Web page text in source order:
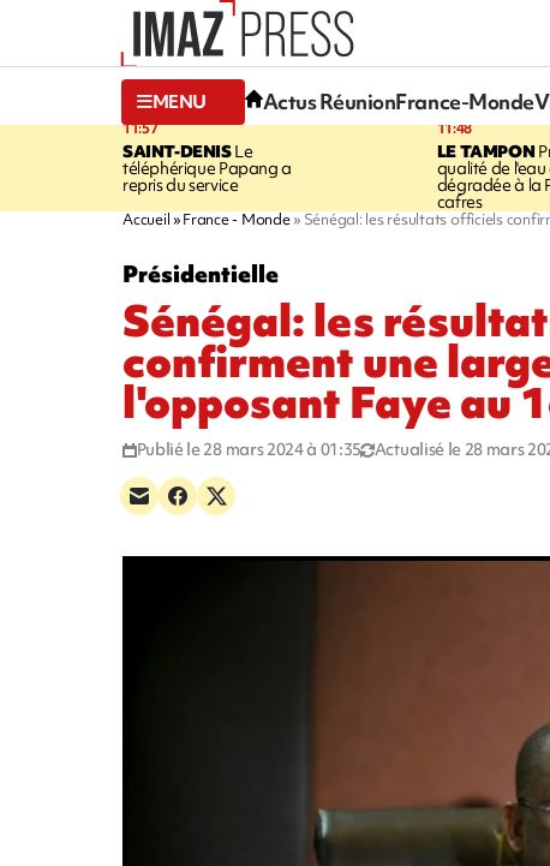
MENU Actus RéunionFrance-Monde
11:57
SAINT-DENISLe
téléphérique Papang a
repris du service
11:48
LE TAMPON
qualité de l'eau
dégradée à la
cafres
Accueil France - Monde Sénégal: les résultats officiels
Présidentielle
Sénégal: les
confirment une
l'opposant Faye au
Publié le 28 mars 2024 à 01:35 Actualisé le 28 mars